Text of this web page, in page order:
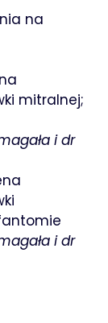
na
mitralnej;
i dr
i dr